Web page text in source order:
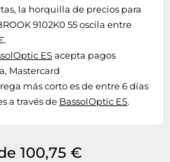
la horquilla de precios para
9102K0 55 oscila entre
ESacepta pagos
Mastercard
más corto es de entre 6 días
a través de BassolOptic ES.
100,75 €